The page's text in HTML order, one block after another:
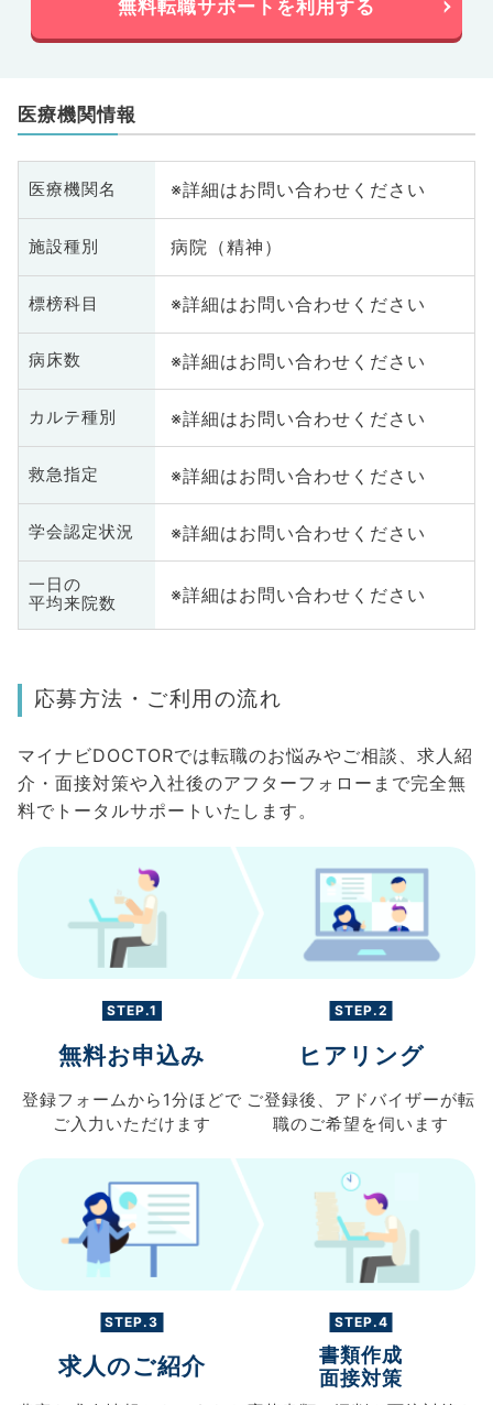
無料転職サポートを利用する
医療機関情報
医療機関名 ※詳細はお問い合わせください
施設種別 病院（精神）
標榜科目 ※詳細はお問い合わせください
病床数 ※詳細はお問い合わせください
カルテ種別 ※詳細はお問い合わせください
救急指定 ※詳細はお問い合わせください
学会認定状況 ※詳細はお問い合わせください
一日の
平均来院数
※詳細はお問い合わせください
応募方法・ご利用の流れ
マイナビDOCTORでは転職のお悩みやご相談、求人紹
介・面接対策や入社後のアフターフォローまで完全無
料でトータルサポートいたします。
STEP.1
無料お申込み
登録フォームから 1分ほどで
ご入力 いただけます
STEP.2
ヒアリング
ご登録後、 アドバイザーが転
職のご希望を伺います
STEP.3
求人のご紹介
STEP.4
書類作成
面接対策